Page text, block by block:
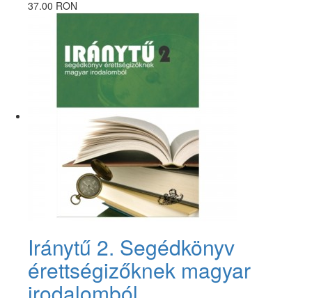
37.00 RON
Iránytű 2. Segédkönyv
érettségizőknek magyar